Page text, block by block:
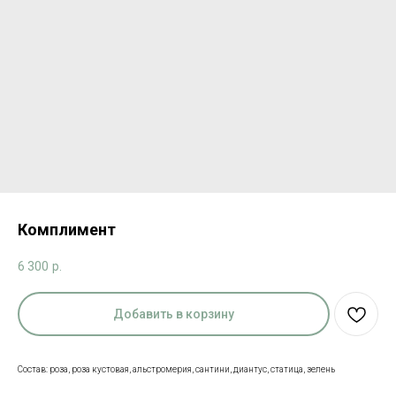
Комплимент
6 300 р.
Добавить в корзину
Состав: роза, роза кустовая, альстромерия, сантини, диантус, статица, зелень